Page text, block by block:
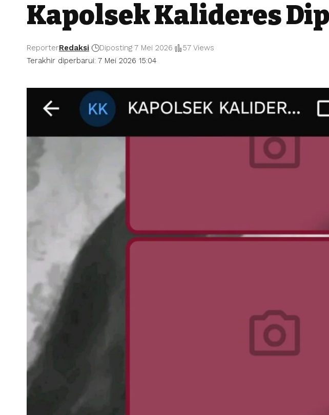
Kapolsek Kalideres
Terakhir diperbarui: 7 Mei 2026 15:04
ReporterRedaksi Diposting 7 Mei 2026 57 Views